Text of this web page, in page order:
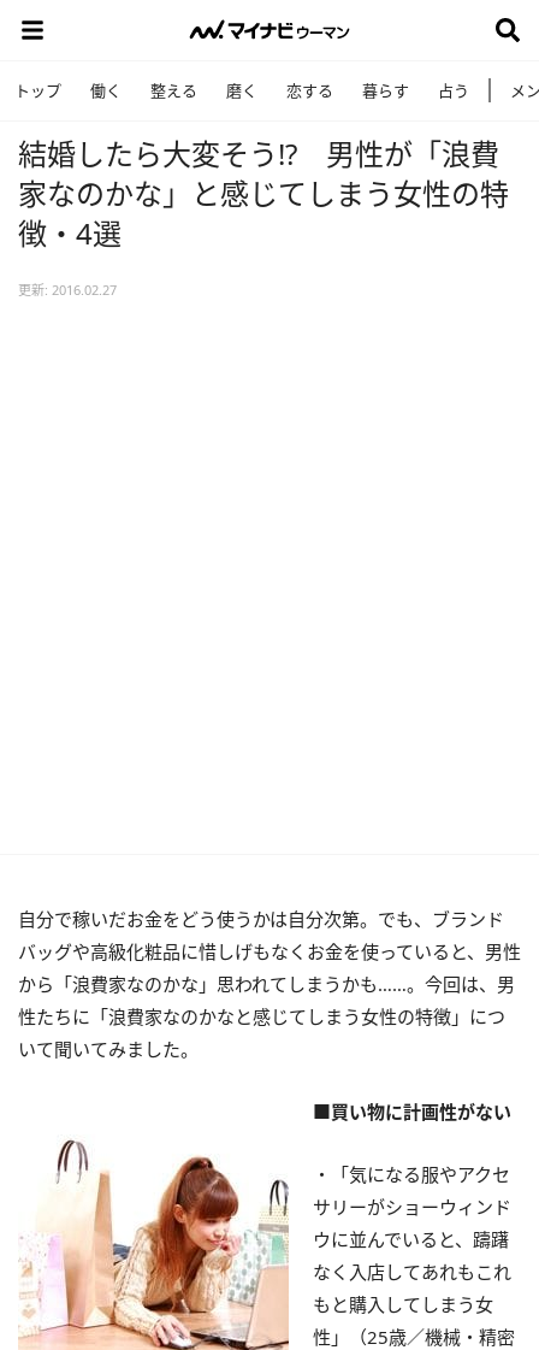
トップ 働く 整える 磨く 恋する 暮らす 占う メ
結婚したら大変そう!? 男性が「浪費
家なのかな」と感じてしまう女性の特
徴・4選
更新: 2016.02.27
自分で稼いだお金をどう使うかは自分次第。でも、ブランド
バッグや高級化粧品に惜しげもなくお金を使っていると、男性
から「浪費家なのかな」思われてしまうかも……。今回は、男
性たちに「浪費家なのかなと感じてしまう女性の特徴」につ
いて聞いてみました。
■買い物に計画性がない
・「気になる服やアクセ
サリーがショーウィンド
ウに並んでいると、躊躇
なく入店してあれもこれ
もと購入してしまう女
性」（25歳／機械・精密